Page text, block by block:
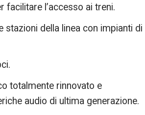
l’accesso ai treni.
stazioni della linea con impianti di
totalmente rinnovato e
audio di ultima generazione.